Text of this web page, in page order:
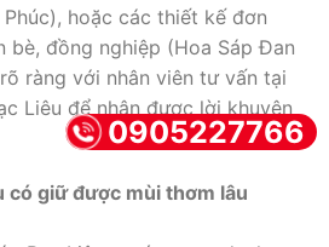
hoặc các thiết kế đơn
bè, đồng nghiệp (Hoa Sáp Đan
ràng với nhân viên tư vấn tại
Liêu để nhận được lời khuyên
có giữ được mùi thơm lâu
0905227766